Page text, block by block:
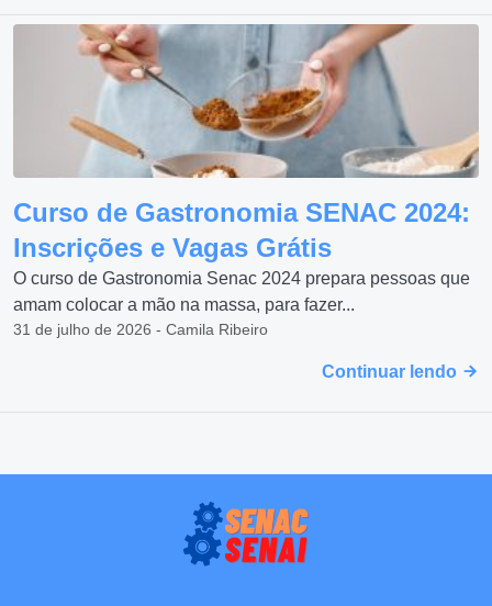
Curso de Gastronomia SENAC 2024:
Inscrições e Vagas Grátis
O curso de Gastronomia Senac 2024 prepara pessoas que
amam colocar a mão na massa, para fazer...
31 de julho de 2026 - Camila Ribeiro
Continuar lendo